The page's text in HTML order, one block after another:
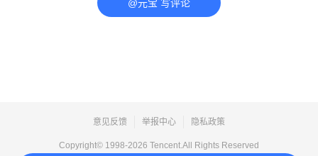
@元宝 写评论
意见反馈 举报中心 隐私政策
Copyright© 1998-2026 Tencent.All Rights Reserved